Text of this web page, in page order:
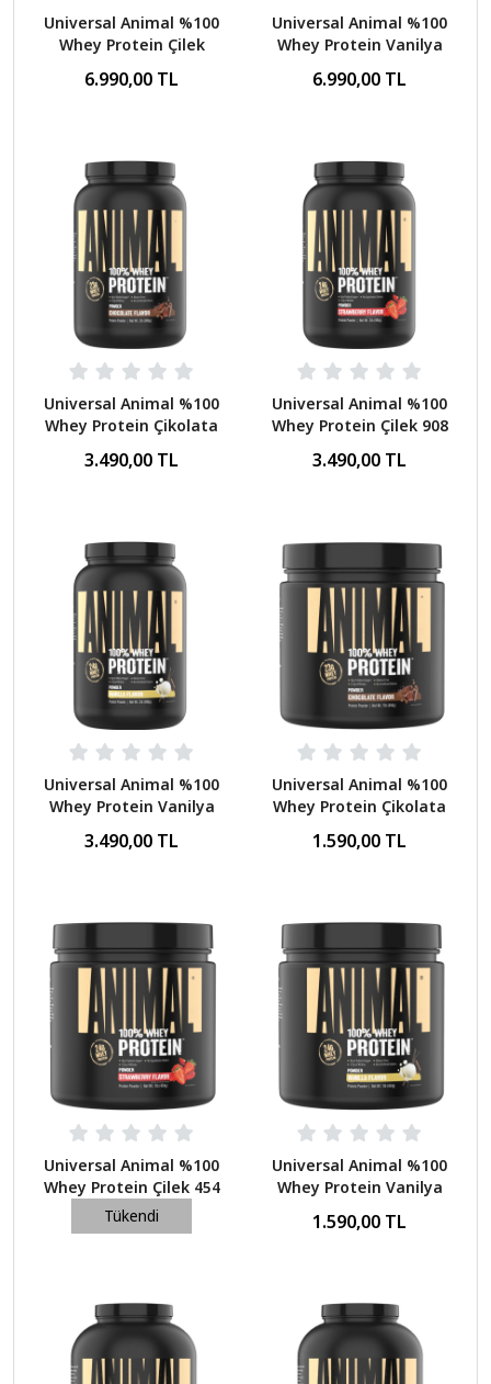
Universal Animal %100
Whey Protein Çilek
6.990,00 TL
Universal Animal %100
Whey Protein Vanilya
6.990,00 TL
Universal Animal %100
Whey Protein Çikolata
3.490,00 TL
Universal Animal %100
Whey Protein Çilek 908
3.490,00 TL
Universal Animal %100
Whey Protein Vanilya
3.490,00 TL
Universal Animal %100
Whey Protein Çikolata
1.590,00 TL
Universal Animal %100
Whey Protein Çilek 454
Gr
1.590,00 TL
Tükendi
Universal Animal %100
Whey Protein Vanilya
1.590,00 TL